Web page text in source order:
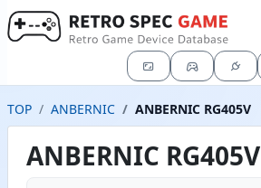
TOP ANBERNIC ANBERNIC RG405V
ANBERNIC RG405V